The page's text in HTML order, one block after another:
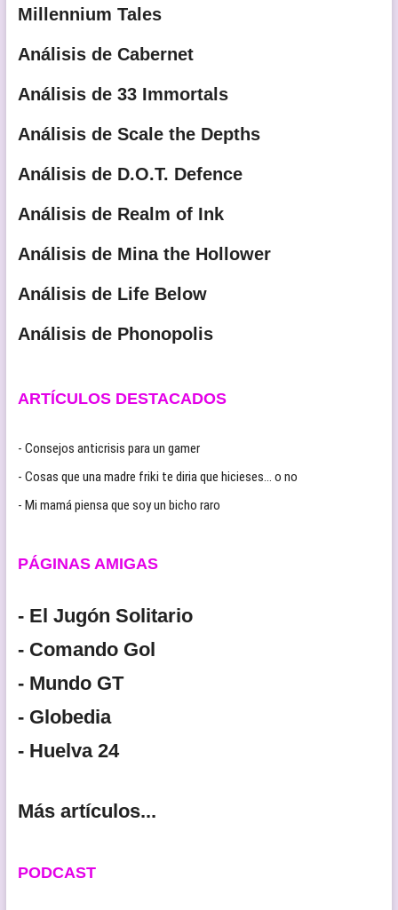
Millennium Tales
Análisis de Cabernet
Análisis de 33 Immortals
Análisis de Scale the Depths
Análisis de D.O.T. Defence
Análisis de Realm of Ink
Análisis de Mina the Hollower
Análisis de Life Below
Análisis de Phonopolis
ARTÍCULOS DESTACADOS
- Consejos anticrisis para un gamer
- Cosas que una madre friki te diria que hicieses… o no
- Mi mamá piensa que soy un bicho raro
PÁGINAS AMIGAS
- El Jugón Solitario
- Comando Gol
- Mundo GT
- Globedia
- Huelva 24
Más artículos...
PODCAST